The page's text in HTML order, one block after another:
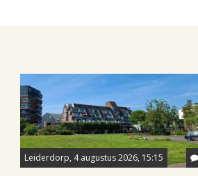
Leiderdorp, 4 augustus 2026, 15:15